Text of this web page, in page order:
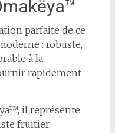
parfaite de ce
: robuste,
à la
rapidement
il représente
fruitier.